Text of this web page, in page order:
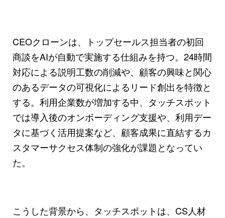
CEOクローンは、トップセールス担当者の初回
商談をAIが自動で実施する仕組みを持つ。24時間
対応による説明工数の削減や、顧客の興味と関心
のあるデータの可視化によるリード創出を特徴と
する。利用企業数が増加する中、タッチスポット
では導入後のオンボーディング支援や、利用デー
タに基づく活用提案など、顧客成果に直結するカ
スタマーサクセス体制の強化が課題となってい
た。
こうした背景から、タッチスポットは、CS人材